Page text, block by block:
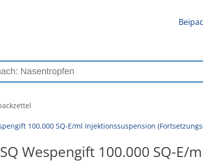
100.000 SQ-E/ml Injektionssuspension
SQ Wespengift 100.000 SQ-